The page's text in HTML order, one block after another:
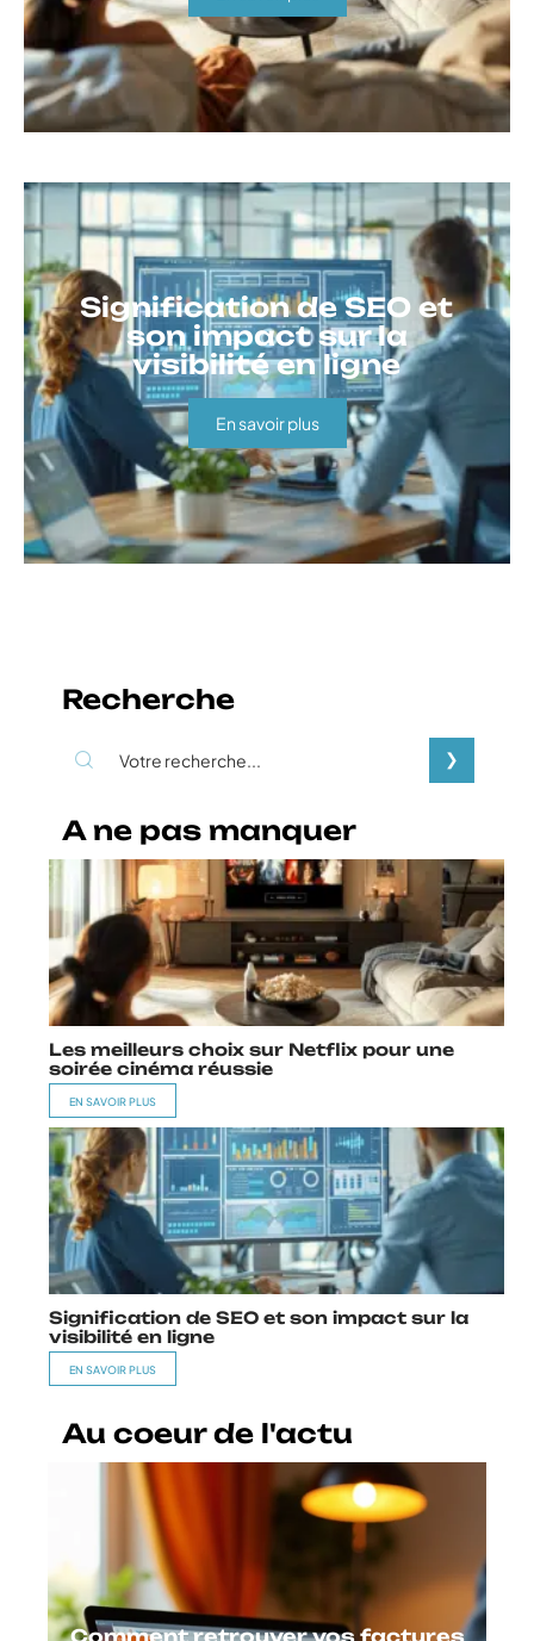
Signification de SEO et
son impact sur la
visibilité en ligne
En savoir plus
Recherche
A ne pas manquer
Les meilleurs choix sur Netflix pour une
soirée cinéma réussie
EN SAVOIR PLUS
Signification de SEO et son impact sur la
visibilité en ligne
EN SAVOIR PLUS
Au coeur de l'actu
Comment retrouver vos factures